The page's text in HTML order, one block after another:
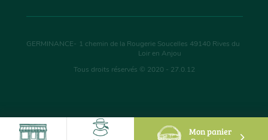
Mon panier
GERMINANCE- 1 chemin de la Rougerie Soucelles 49140 Rives du
Loir en Anjou
Tous droits réservés © 2020 - 27.0.12